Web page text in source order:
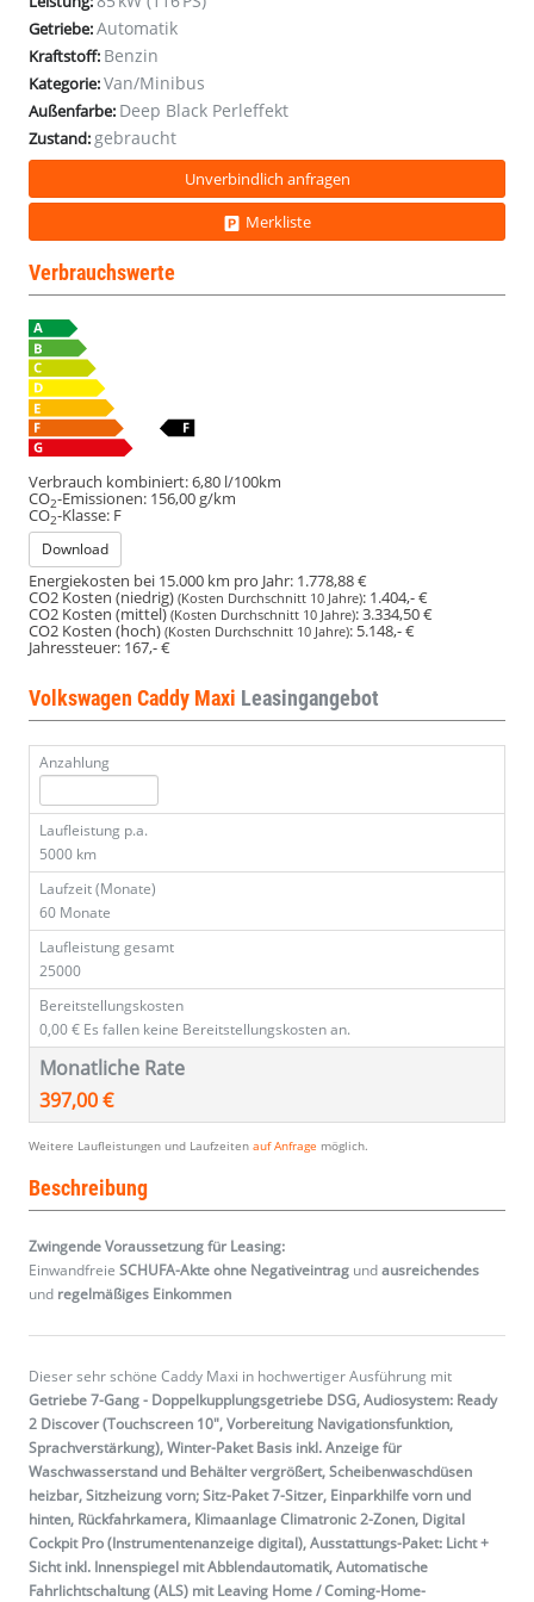
2ZClim
2ZClim
2ZClim
2ZClim
Getriebe:Automatik
Kraftstoff: Benzin
Kategorie:Van/Minibus
Außenfarbe: Deep Black Perleffekt
Zustand: gebraucht
Unverbindlich anfragen
Merkliste
Verbrauchswerte
Verbrauch kombiniert:6,80 l/100km
CO2-Emissionen: 156,00 g/km
CO2-Klasse: F
Download
Energiekosten bei 15.000 km pro Jahr: 1.778,88 €
CO2 Kosten (niedrig) (Kosten Durchschnitt 10 Jahre): 1.404,- €
CO2 Kosten (mittel)(Kosten Durchschnitt 10 Jahre):3.334,50 €
CO2 Kosten (hoch) (Kosten Durchschnitt 10 Jahre): 5.148,- €
Jahressteuer: 167,- €
Volkswagen Caddy Maxi Leasingangebot
Anzahlung
Laufleistung p.a.
5000 km
Laufzeit (Monate)
60 Monate
Laufleistung gesamt
25000
Bereitstellungskosten
0,00 € Es fallen keine Bereitstellungskosten an.
Monatliche Rate
397,00 €
Weitere Laufleistungen und Laufzeiten auf Anfrage möglich.
Beschreibung
Zwingende Voraussetzung für Leasing:
Einwandfreie SCHUFA-Akte ohne Negativeintrag undausreichendes
und regelmäßiges Einkommen
Dieser sehr schöne Caddy Maxi in hochwertiger Ausführung mit
Getriebe 7-Gang - Doppelkupplungsgetriebe DSG, Audiosystem: Ready
2 Discover (Touchscreen 10", Vorbereitung Navigationsfunktion,
Sprachverstärkung), Winter-Paket Basis inkl. Anzeige für
Waschwasserstand und Behälter vergrößert, Scheibenwaschdüsen
heizbar, Sitzheizung vorn; Sitz-Paket 7-Sitzer, Einparkhilfe vorn und
hinten, Rückfahrkamera, Klimaanlage Climatronic 2-Zonen, Digital
Cockpit Pro (Instrumentenanzeige digital), Ausstattungs-Paket: Licht +
Sicht inkl. Innenspiegel mit Abblendautomatik, Automatische
Fahrlichtschaltung (ALS) mit Leaving Home / Coming-Home-